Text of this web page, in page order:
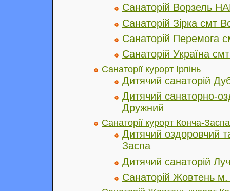
Санаторій Ворзель
Санаторій Зірка смт
Санаторій Перемога
Санаторій Україна
Санаторії курорт Ірпінь
Дитячий санаторій
Дитячий санаторно-
Дружний
Санаторії курорт Конча-Заспа
Дитячий оздоровчий
Заспа
Дитячий санаторій
Санаторій Жовтень м.